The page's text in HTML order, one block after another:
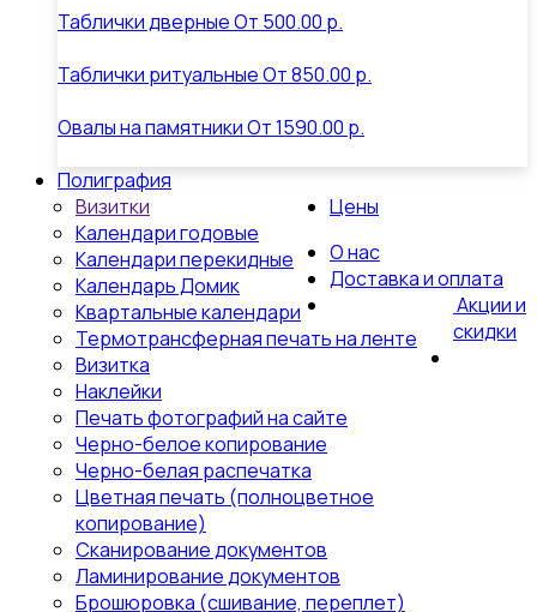
Таблички дверныеОт 500.00 р.
Таблички ритуальныеОт850.00 р.
Овалы на памятникиОт1590.00 р.
Полиграфия
Визитки
Календари годовые
Календари перекидные
Календарь Домик
Квартальные календари
Термотрансферная печать на ленте
Визитка
Наклейки
Цены
Печать фотографий на сайте
Черно-белое копирование
Черно-белая распечатка
Цветная печать (полноцветное
копирование)
Сканирование документов
Ламинирование документов
Брошюровка (сшивание, переплет)
О нас
Доставка и оплата
Акции и
скидки